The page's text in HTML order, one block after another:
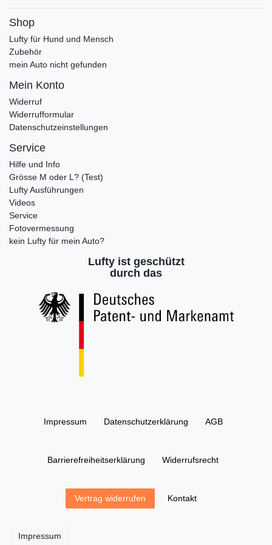
Shop
Lufty für Hund und Mensch
Zubehör
mein Auto nicht gefunden
Mein Konto
Widerruf
Widerrufformular
Datenschutzeinstellungen
Service
Hilfe und Info
Grösse M oder L? (Test)
Lufty Ausführungen
Videos
Service
Fotovermessung
kein Lufty für mein Auto?
Lufty ist geschützt
durch das
Impressum Daten­schutz­erklärung AGB
Barrierefreiheitserklärung Widerrufs­recht
Vertrag widerrufen Kontakt
Impressum